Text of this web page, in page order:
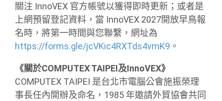
關注 InnoVEX 官方帳號以獲得即時更新；或者是
上網預留登記資料，當 InnoVEX 2027開放早鳥報
名時，將第一時間與您聯繫，網址為
https://forms.gle/jcVKic4RXTds4vmK9 。
《關於COMPUTEX TAIPEI及InnoVEX》
COMPUTEX TAIPEI 是台北市電腦公會施振榮理
事長任內開辦及命名，1985 年邀請外貿協會共同